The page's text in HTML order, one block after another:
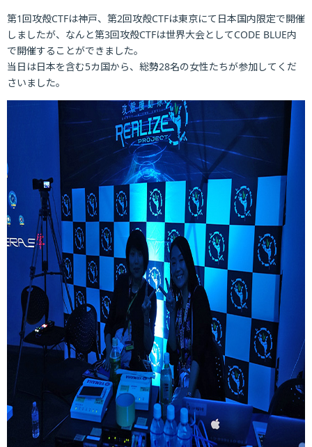
第1回攻殻CTFは神戸、第2回攻殻CTFは東京にて日本国内限定で開催
しましたが、なんと第3回攻殻CTFは世界大会としてCODE BLUE内
で開催することができました。
当日は日本を含む5カ国から、総勢28名の女性たちが参加してくだ
さいました。